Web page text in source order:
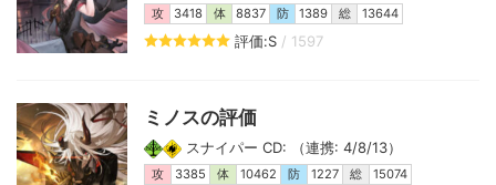
攻 3418 体 8837 防 1389 総 13644
評価:S / 1597
ミノスの評価
スナイパー CD: （連携: 4/8/13）
攻 3385 体 10462 防 1227 総 15074